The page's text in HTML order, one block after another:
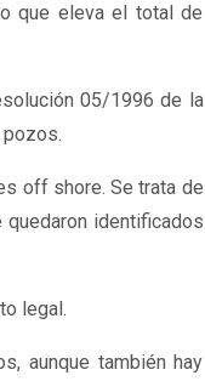
que eleva el total de
05/1996 de la
pozos.
off shore. Se trata de
quedaron identificados
legal.
aunque también hay